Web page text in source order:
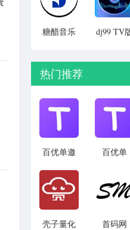
糖醋音乐
play
dj99 TV
热门推荐
百优单邀
v1.1.3
百优单
壳子量化
首码网